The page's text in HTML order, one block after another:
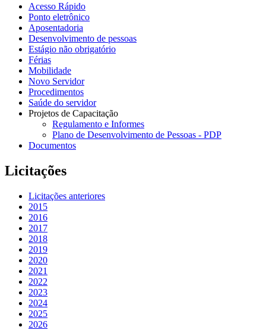
Acesso Rápido
Ponto eletrônico
Aposentadoria
Desenvolvimento de pessoas
Estágio não obrigatório
Férias
Mobilidade
Novo Servidor
Procedimentos
Saúde do servidor
Projetos de Capacitação
Regulamento e Informes
Plano de Desenvolvimento de Pessoas - PDP
Documentos
Licitações
Licitações anteriores
2015
2016
2017
2018
2019
2020
2021
2022
2023
2024
2025
2026